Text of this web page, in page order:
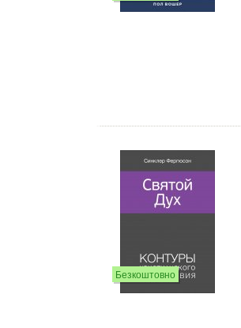
Безкоштовно